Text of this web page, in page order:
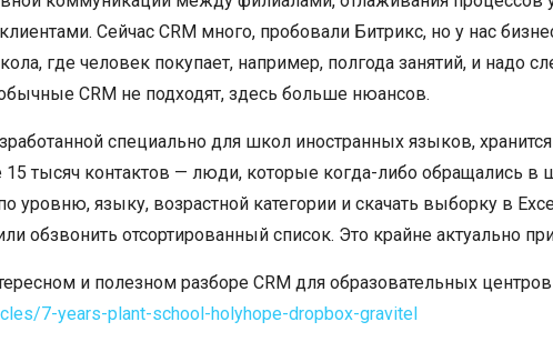
Сейчас CRM много, пробовали Битрикс, но у нас
где человек покупает, например, полгода занятий, и надо
CRM не подходят, здесь больше нюансов.
специально для школ иностранных языков,
15 тысяч контактов — люди, которые когда-либо обращались в
уровню, языку, возрастной категории и скачать выборку в
обзвонить отсортированный список. Это крайне актуально
и полезном разборе CRM для образовательных центров
7-years-plant-school-holyhope-dropbox-gravitel